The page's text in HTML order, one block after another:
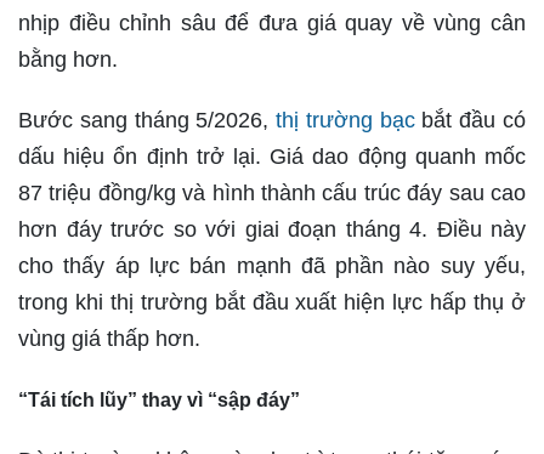
nhịp điều chỉnh sâu để đưa giá quay về vùng cân
bằng hơn.
Bước sang tháng 5/2026, thị trường bạc bắt đầu có
dấu hiệu ổn định trở lại. Giá dao động quanh mốc
87 triệu đồng/kg và hình thành cấu trúc đáy sau cao
hơn đáy trước so với giai đoạn tháng 4. Điều này
cho thấy áp lực bán mạnh đã phần nào suy yếu,
trong khi thị trường bắt đầu xuất hiện lực hấp thụ ở
vùng giá thấp hơn.
“Tái tích lũy” thay vì “sập đáy”